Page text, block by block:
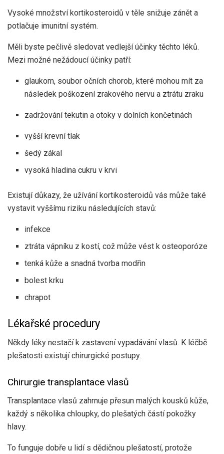
Vysoké množství kortikosteroidů v těle snižuje zánět a
potlačuje imunitní systém.
Měli byste pečlivě sledovat vedlejší účinky těchto léků.
Mezi možné nežádoucí účinky patří:
glaukom, soubor očních chorob, které mohou mít za
následek poškození zrakového nervu a ztrátu zraku
zadržování tekutin a otoky v dolních končetinách
vyšší krevní tlak
šedý zákal
vysoká hladina cukru v krvi
Existují důkazy, že užívání kortikosteroidů vás může také
vystavit vyššímu riziku následujících stavů:
infekce
ztráta vápníku z kostí, což může vést k osteoporóze
tenká kůže a snadná tvorba modřin
bolest krku
chrapot
Lékařské procedury
Někdy léky nestačí k zastavení vypadávání vlasů. K léčbě
plešatosti existují chirurgické postupy.
Chirurgie transplantace vlasů
Transplantace vlasů zahrnuje přesun malých kousků kůže,
každý s několika chloupky, do plešatých částí pokožky
hlavy.
To funguje dobře u lidí s dědičnou plešatostí, protože